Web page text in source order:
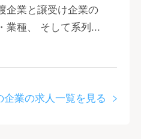
企業と譲受け企業の
業種、 そして系列...
企業の求人一覧を見る